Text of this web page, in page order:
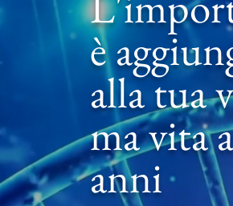
è
alla tua
ma vita
anni